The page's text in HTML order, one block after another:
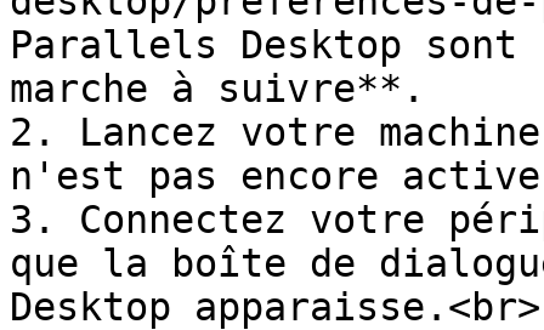
Parallels Desktop sont
marche à suivre**.
2. Lancez votre
n'est pas encore
3. Connectez votre
que la boîte de
Desktop apparaisse.<br>